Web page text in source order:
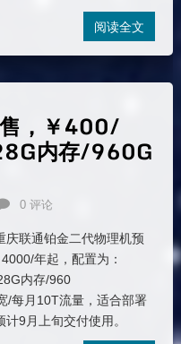
阅读全文
，￥400/
内存/960G
0 评论
庆联通铂金二代物理机预
年起，配置为：
内存/960
/每月10T流量，适合部署
9月上旬交付使用。